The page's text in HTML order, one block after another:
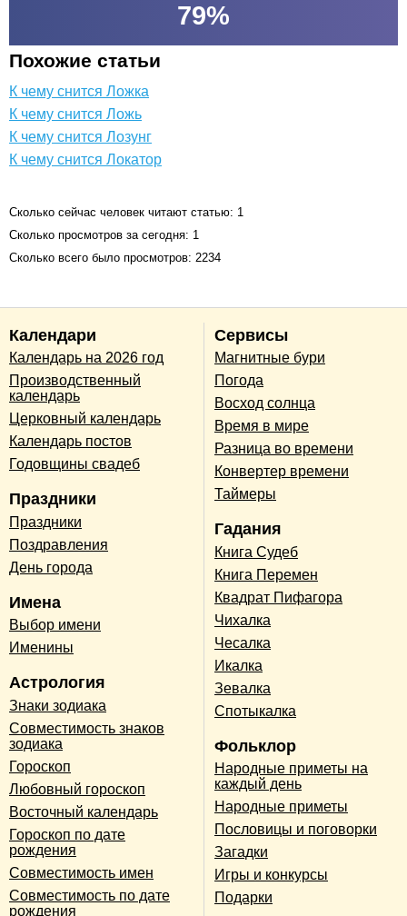
79%
Похожие статьи
К чему снится Ложка
К чему снится Ложь
К чему снится Лозунг
К чему снится Локатор
Сколько сейчас человек читают статью: 1
Сколько просмотров за сегодня: 1
Сколько всего было просмотров: 2234
Календари
Календарь на 2026 год
Производственный
календарь
Церковный календарь
Календарь постов
Годовщины свадеб
Праздники
Праздники
Поздравления
День города
Имена
Выбор имени
Именины
Астрология
Знаки зодиака
Совместимость знаков
зодиака
Гороскоп
Любовный гороскоп
Восточный календарь
Гороскоп по дате
рождения
Совместимость имен
Совместимость по дате
рождения
Сервисы
Магнитные бури
Погода
Восход солнца
Время в мире
Разница во времени
Конвертер времени
Таймеры
Гадания
Книга Судеб
Книга Перемен
Квадрат Пифагора
Чихалка
Чесалка
Икалка
Зевалка
Спотыкалка
Фольклор
Народные приметы на
каждый день
Народные приметы
Пословицы и поговорки
Загадки
Игры и конкурсы
Подарки